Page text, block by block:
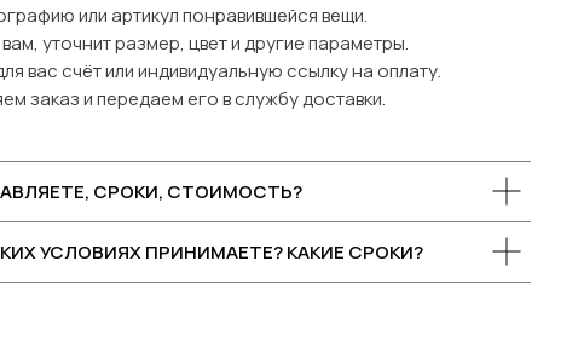
или артикул понравившейся вещи.
уточнит размер, цвет и другие параметры.
вас счёт или индивидуальную ссылку на оплату.
заказ и передаем его в службу доставки.
СРОКИ, СТОИМОСТЬ?
УСЛОВИЯХ ПРИНИМАЕТЕ? КАКИЕ СРОКИ?